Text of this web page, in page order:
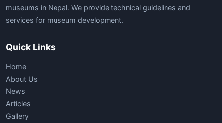
museums in Nepal. We provide technical guidelines and
services for museum development.
Quick Links
Home
About Us
News
Articles
Gallery